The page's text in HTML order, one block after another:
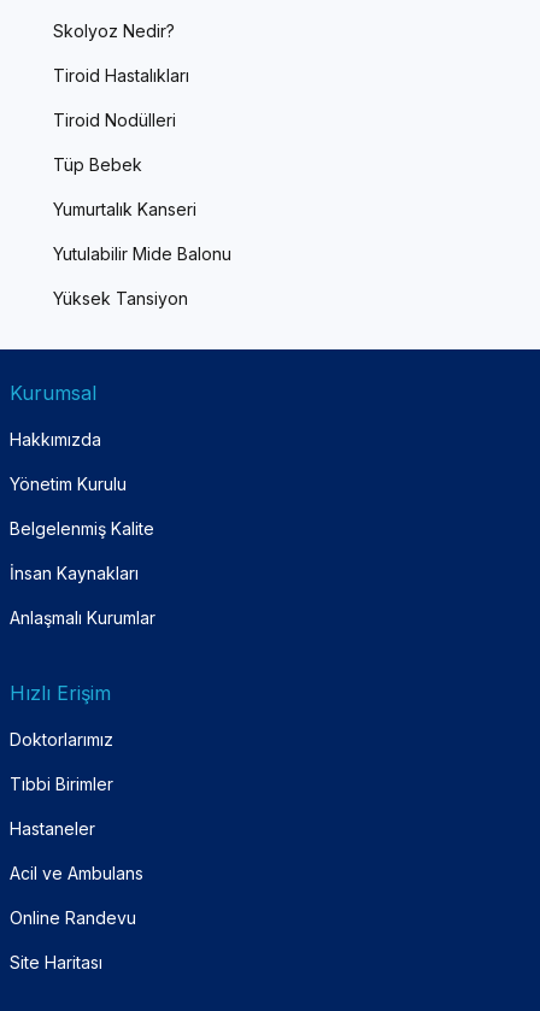
Skolyoz Nedir?
Tiroid Hastalıkları
Tiroid Nodülleri
Tüp Bebek
Yumurtalık Kanseri
Yutulabilir Mide Balonu
Yüksek Tansiyon
Kurumsal
Hakkımızda
Yönetim Kurulu
Belgelenmiş Kalite
İnsan Kaynakları
Anlaşmalı Kurumlar
Hızlı Erişim
Doktorlarımız
Tıbbi Birimler
Hastaneler
Acil ve Ambulans
Online Randevu
Site Haritası